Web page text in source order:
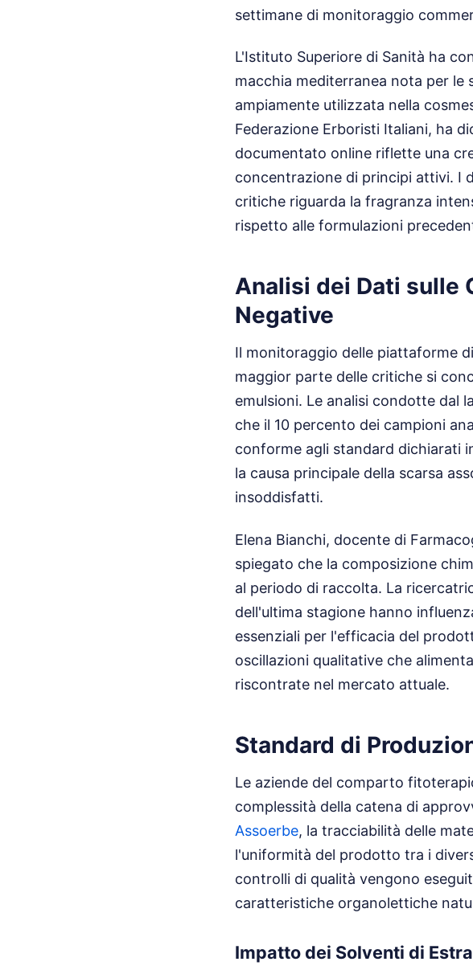
settimane di monitoraggio
L'Istituto Superiore di Sanità ha
macchia mediterranea nota per
ampiamente utilizzata nella
Federazione Erboristi Italiani, ha
documentato online riflette una
concentrazione di principi attivi. I
critiche riguarda la fragranza
rispetto alle formulazioni
Analisi dei Dati sulle
Negative
Il monitoraggio delle piattaforme
maggior parte delle critiche si
emulsioni. Le analisi condotte dal
che il 10 percento dei campioni
conforme agli standard dichiarati
la causa principale della scarsa
insoddisfatti.
Elena Bianchi, docente di
spiegato che la composizione
al periodo di raccolta. La
dell'ultima stagione hanno
essenziali per l'efficacia del
oscillazioni qualitative che
riscontrate nel mercato attuale.
Standard di
Le aziende del comparto
complessità della catena di
Assoerbe, la tracciabilità delle
l'uniformità del prodotto tra i
controlli di qualità vengono
caratteristiche organolettiche
Impatto dei Solventi di